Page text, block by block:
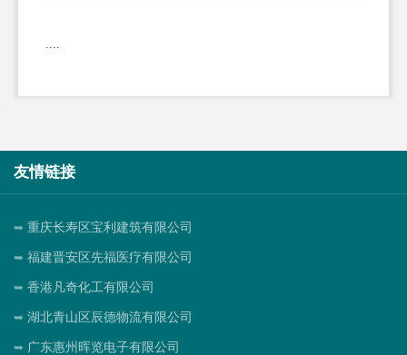
友情链接
重庆长寿区宝利建筑有限公司
福建晋安区先福医疗有限公司
香港凡奇化工有限公司
湖北青山区辰德物流有限公司
广东惠州晖览电子有限公司